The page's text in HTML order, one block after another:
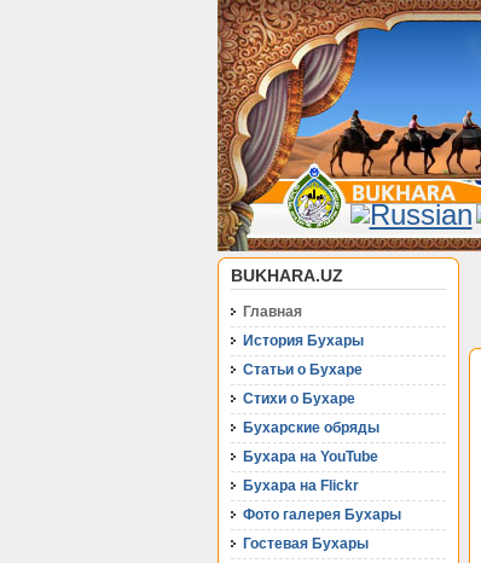
BUKHARA.UZ
Главная
История Бухары
Статьи о Бухаре
Стихи о Бухаре
Бухарские обряды
Бухара на YouTube
Бухара на Flickr
Фото галерея Бухары
Гостевая Бухары